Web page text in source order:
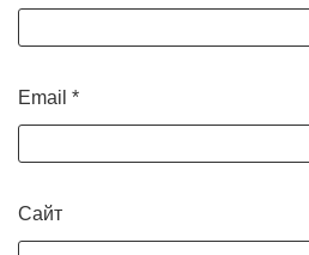
Email *
Сайт